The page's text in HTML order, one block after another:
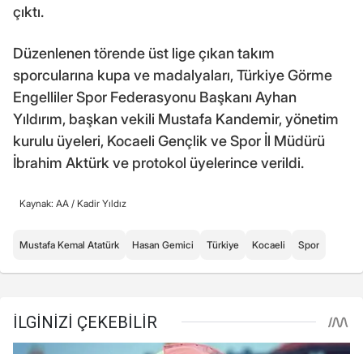
çıktı.
Düzenlenen törende üst lige çıkan takım
sporcularına kupa ve madalyaları, Türkiye Görme
Engelliler Spor Federasyonu Başkanı Ayhan
Yıldırım, başkan vekili Mustafa Kandemir, yönetim
kurulu üyeleri, Kocaeli Gençlik ve Spor İl Müdürü
İbrahim Aktürk ve protokol üyelerince verildi.
Kaynak: AA / Kadir Yıldız
Mustafa Kemal Atatürk Hasan Gemici Türkiye Kocaeli Spor